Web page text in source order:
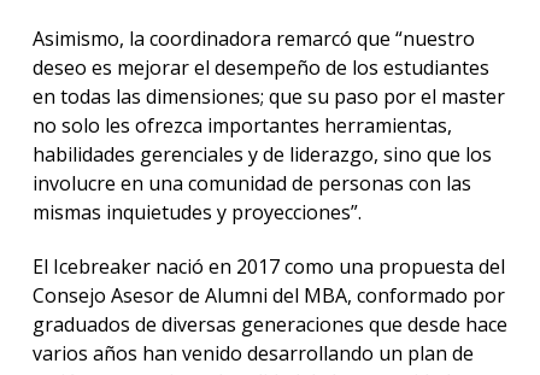
Asimismo, la coordinadora remarcó que “nuestro
deseo es mejorar el desempeño de los estudiantes
en todas las dimensiones; que su paso por el master
no solo les ofrezca importantes herramientas,
habilidades gerenciales y de liderazgo, sino que los
involucre en una comunidad de personas con las
mismas inquietudes y proyecciones”.
El Icebreaker nació en 2017 como una propuesta del
Consejo Asesor de Alumni del MBA, conformado por
graduados de diversas generaciones que desde hace
varios años han venido desarrollando un plan de